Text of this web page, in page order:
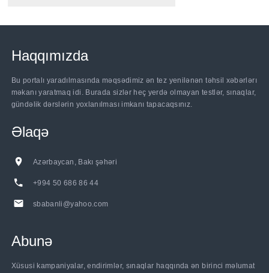
Haqqımızda
Bu portalı yaradılmasında məqsədimiz ən tez yenilənən təhsil xəbərlərı
məkanı yaratmaq idi. Burada sizlər heç yerdə olmayan testlər, sınaqlar,
gündəlik dərslərin yoxlanılması imkanı tapacaqsınız.
Əlaqə
Azərbaycan, Bakı şəhəri
+994 50 686 86 44
sbabanli@yahoo.com
Abunə
Xüsusi kampaniyalar, endirimlər, sınaqlar haqqında ən birinci məlumat